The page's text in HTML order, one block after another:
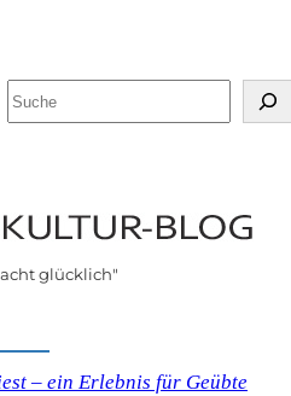
glücklich"
– ein Erlebnis für Geübte